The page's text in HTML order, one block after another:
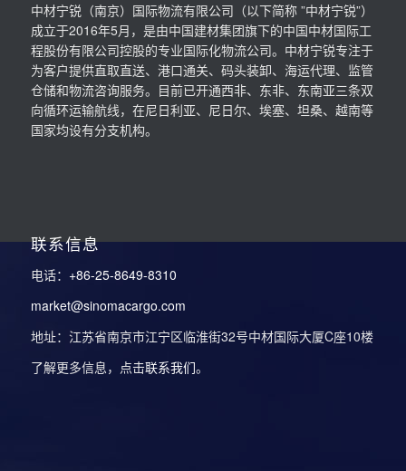
中材宁锐（南京）国际物流有限公司（以下简称 ”中材宁锐”）
成立于2016年5月，是由中国建材集团旗下的中国中材国际工
程股份有限公司控股的专业国际化物流公司。中材宁锐专注于
为客户提供直取直送、港口通关、码头装卸、海运代理、监管
仓储和物流咨询服务。目前已开通西非、东非、东南亚三条双
向循环运输航线，在尼日利亚、尼日尔、埃塞、坦桑、越南等
国家均设有分支机构。
联系信息
电话： +86-25-8649-8310
market@sinomacargo.com
地址：江苏省南京市江宁区临淮街32号中材国际大厦C座10楼
了解更多信息，点击联系我们。